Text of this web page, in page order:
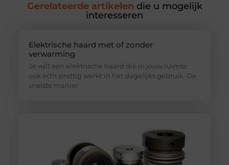
Gerelateerde artikelen die u mogelijk
interesseren
Elektrische haard met of zonder
verwarming
Je wilt een elektrische haard die in jouw ruimte
ook echt prettig werkt in het dagelijks gebruik. De
snelste manier